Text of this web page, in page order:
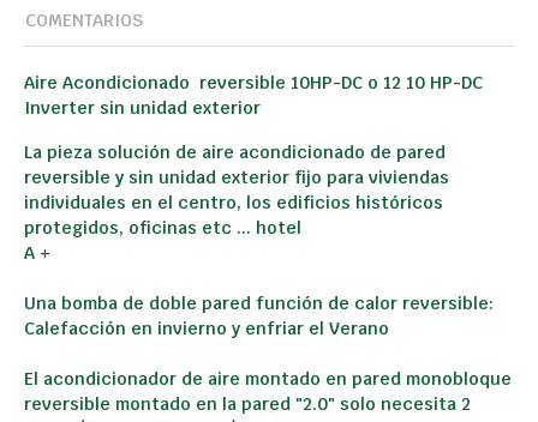
COMENTARIOS
Aire Acondicionado reversible 10HP-DC o 12 10 HP-DC
Inverter sin unidad exterior
La pieza solución de aire acondicionado de pared
reversible y sin unidad exterior fijo para viviendas
individuales en el centro, los edificios históricos
protegidos, oficinas etc ... hotel
A +
Una bomba de doble pared función de calor reversible:
Calefacción en invierno y enfriar el Verano
El acondicionador de aire montado en pared monobloque
reversible montado en la pared "2.0" solo necesita 2